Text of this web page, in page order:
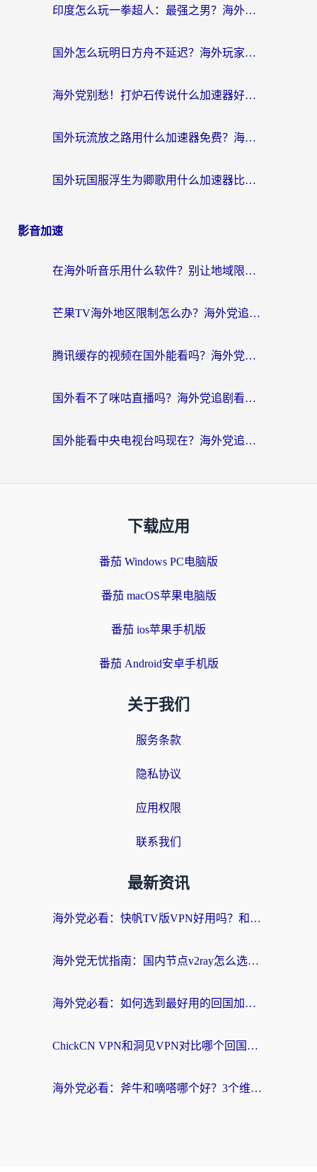
印度怎么玩一拳超人：最强之男？海外党国服游戏加速避坑指南
国外怎么玩明日方舟不延迟？海外玩家国服游戏加速终极指南（附DNF梦幻诛仙解决方案）
海外党别愁！打炉石传说什么加速器好用？3个实用技巧解决国服游戏卡顿
国外玩流放之路用什么加速器免费？海外党亲测有效的国服游戏加速指南
国外玩国服浮生为卿歌用什么加速器比较好？海外党亲测不踩坑指南
影音加速
在海外听音乐用什么软件？别让地域限制断了你的华语歌单
芒果TV海外地区限制怎么办？海外党追剧看片的实用加速器选择指南
腾讯缓存的视频在国外能看吗？海外党追剧看片的终极解决方案
国外看不了咪咕直播吗？海外党追剧看片的加速器选择指南
国外能看中央电视台吗现在？海外党追剧看央视的实用指南
下载应用
番茄 Windows PC电脑版
番茄 macOS苹果电脑版
番茄 ios苹果手机版
番茄 Android安卓手机版
关于我们
服务条款
隐私协议
应用权限
联系我们
最新资讯
海外党必看：快帆TV版VPN好用吗？和快游VPN对比哪个回国效果更好？附实用避坑指南
海外党无忧指南：国内节点v2ray怎么选？一键回国VPN+多场景实测帮你避坑
海外党必看：如何选到最好用的回国加速器？从节点到售后的全维度指南
ChickCN VPN和洞见VPN对比哪个回国效果更好？海外党亲测3款加速器+避坑指南
海外党必看：斧牛和嘀嗒哪个好？3个维度教你选对回国加速器